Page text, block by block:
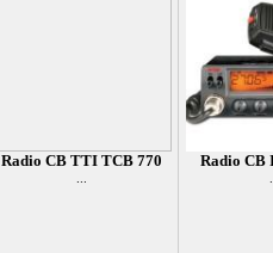
Radio CB TTI TCB 770 Radio CB